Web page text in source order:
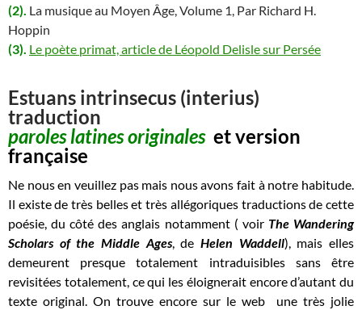
(2). La musique au Moyen Âge, Volume 1, Par Richard H.
Hoppin
(3). Le poète primat, article de Léopold Delisle sur Persée
Estuans intrinsecus (interius)
traduction
paroles latines originales et version
française
Ne nous en veuillez pas mais nous avons fait à notre habitude.
Il existe de très belles et très allégoriques traductions de cette
poésie, du côté des anglais notamment ( voir The Wandering
Scholars of the Middle Ages, deHelen Waddell), mais elles
demeurent presque totalement intraduisibles sans être
revisitées totalement, ce qui les éloignerait encore d’autant du
texte original. On trouve encore sur le web une très jolie